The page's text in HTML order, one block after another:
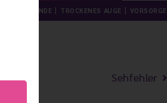
TROCKENES AUGE VORSORGE
Sehfehler